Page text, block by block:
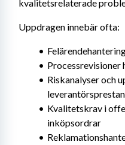
kvalitetsrelaterade
Uppdragen innebär ofta:
Processrevisioner
Riskanalyser och
Kvalitetskrav i
inköpsordrar